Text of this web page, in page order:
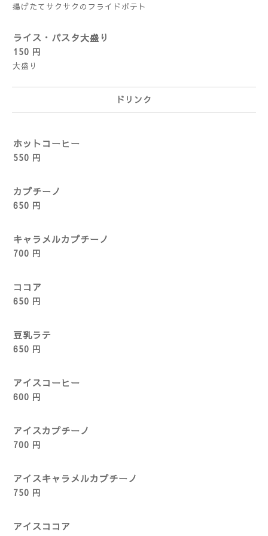
揚げたてサクサクのフライドポテト
ライス・パスタ大盛り
150 円
大盛り
ドリンク
ホットコーヒー
550 円
カプチーノ
650 円
キャラメルカプチーノ
700 円
ココア
650 円
豆乳ラテ
650 円
アイスコーヒー
600 円
アイスカプチーノ
700 円
アイスキャラメルカプチーノ
750 円
アイスココア